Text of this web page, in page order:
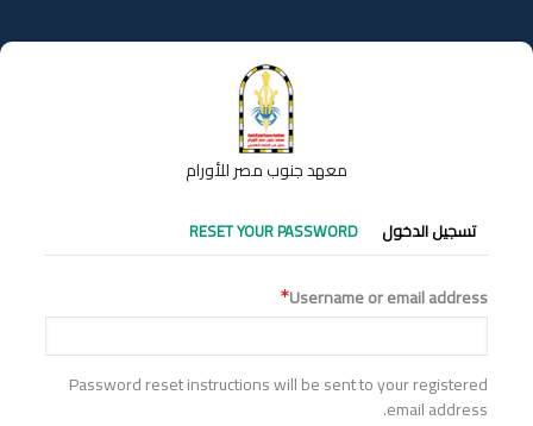
إلى
المحتوى
معهد جنوب مصر للأورام
التبويبات
الأساسية
تسجيل الدخول RESET YOUR PASSWORD
Username or email address
Password reset instructions will be sent to your registered
email address.